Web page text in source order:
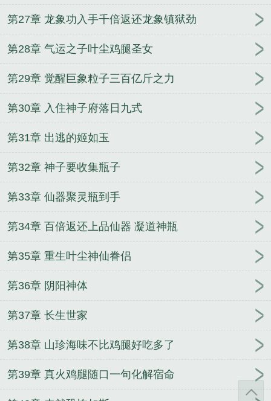
第27章 龙象功入手千倍返还龙象镇狱劲
第28章 气运之子叶尘鸡腿圣女
第29章 觉醒巨象粒子三百亿斤之力
第30章 入住神子府落日九式
第31章 出逃的姬如玉
第32章 神子要收集瓶子
第33章 仙器聚灵瓶到手
第34章 百倍返还上品仙器 凝道神瓶
第35章 重生叶尘神仙眷侣
第36章 阴阳神体
第37章 长生世家
第38章 山珍海味不比鸡腿好吃多了
第39章 真火鸡腿随口一句化解宿命